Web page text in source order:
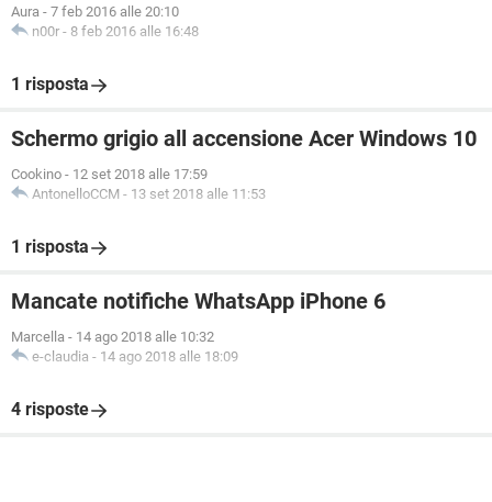
Aura - 7 feb 2016 alle 20:10
n00r - 8 feb 2016 alle 16:48
1 risposta
Schermo grigio all accensione Acer Windows 10
Cookino - 12 set 2018 alle 17:59
AntonelloCCM - 13 set 2018 alle 11:53
1 risposta
Mancate notifiche WhatsApp iPhone 6
Marcella - 14 ago 2018 alle 10:32
e-claudia - 14 ago 2018 alle 18:09
4 risposte